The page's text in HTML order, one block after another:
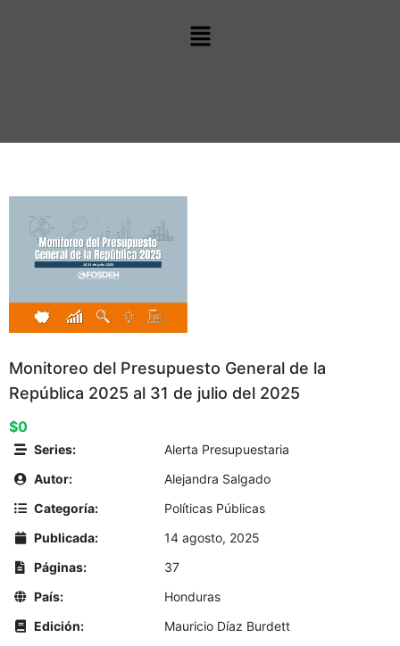
Monitoreo del Presupuesto General de la
República 2025 al 31 de julio del 2025
$0
Series:
Alerta Presupuestaria
Autor:
Alejandra Salgado
Categoría:
Políticas Públicas
Publicada:
14 agosto, 2025
Páginas:
37
País:
Honduras
Edición:
Mauricio Díaz Burdett